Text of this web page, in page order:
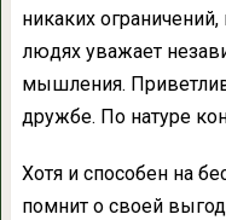
никаких
людях уважает
мышления.
дружбе. По натуре
Хотя и способен на
помнит о своей